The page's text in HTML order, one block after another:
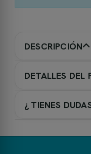
DESCRIPCIÓN
DETALLES DEL
¿ TIENES